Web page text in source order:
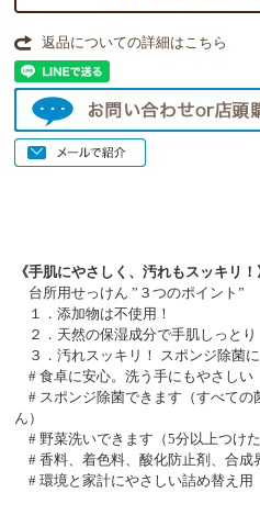
返品についての詳細はこちら
《手肌にやさしく、汚れもスッキリ！
台所用せっけん ”３つのポイント”
１．添加物は不使用！
２．天然の保湿成分で手肌しっとり
３．汚れスッキリ！ スポンジ除菌
# 食卓に安心。洗う手にもやさしい
# スポンジ除菌できます（すべての
ん）
# 野菜洗いできます（5分以上つけた
# 香料、着色料、酸化防止剤、合成
# 環境と家計にやさしい詰め替え用